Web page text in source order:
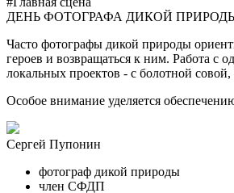
ДЕНЬ ФОТОГРАФА ДИКОЙ ПРИРОДЫ
Часто фотографы дикой природы
героев и возвращаться к ним. Работа с
локальных проектов - с болотной
Особое внимание уделяется
Сергей Пупонин
фотограф дикой природы
член СФДП